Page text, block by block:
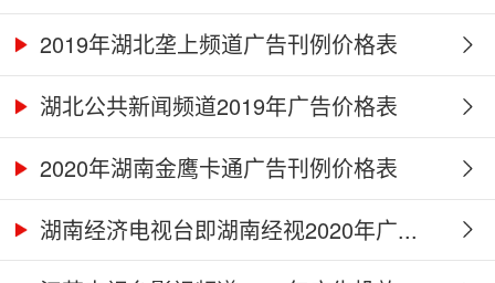
2019年湖北垄上频道广告刊例价格表
湖北公共新闻频道2019年广告价格表
2020年湖南金鹰卡通广告刊例价格表
湖南经济电视台即湖南经视2020年广...